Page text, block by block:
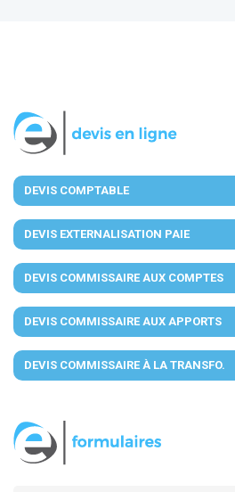
DEVIS COMPTABLE
DEVIS EXTERNALISATION PAIE
DEVIS COMMISSAIRE AUX COMPTES
DEVIS COMMISSAIRE AUX APPORTS
DEVIS COMMISSAIRE À LA TRANSFO.